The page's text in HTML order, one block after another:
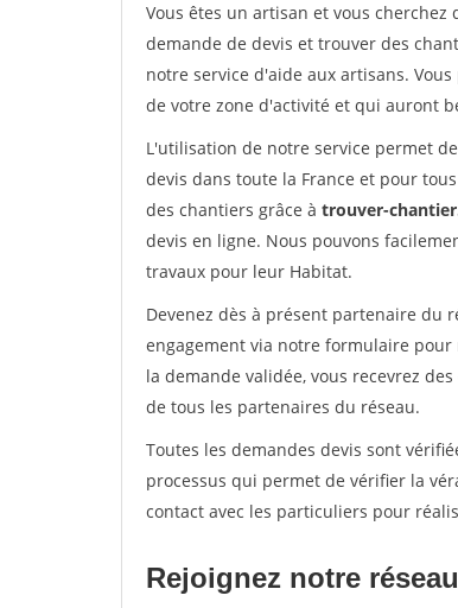
Vous êtes un artisan et vous
demande de devis et trouver des
notre service d'aide aux artisans.
de votre zone d'activité et qui auront
L'utilisation de notre service permet
devis dans toute la France et pour
des chantiers grâce à trouver-
devis en ligne. Nous pouvons
travaux pour leur Habitat.
Devenez dès à présent partenaire du
engagement via notre formulaire
la demande validée, vous recevrez
de tous les partenaires du réseau.
Toutes les demandes devis sont
processus qui permet de vérifier la
contact avec les particuliers pour
Rejoignez notre